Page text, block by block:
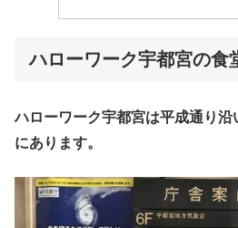
ハローワーク宇都宮の食
ハローワーク宇都宮は平成通り沿
にあります。